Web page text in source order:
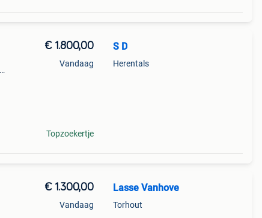
€ 1.800,00
Vandaag
Topzoekertje
S D
Herentals
€ 1.300,00
Vandaag
Lasse Vanhove
Torhout